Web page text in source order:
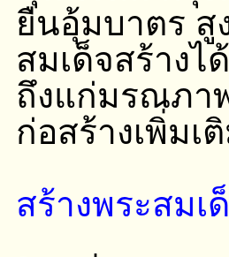
ยืนอุ้มบาตร สู
สมเด็จสร้าง
ถึงแก่มรณภา
ก่อสร้างเพิ่ม
สร้างพระสมเ